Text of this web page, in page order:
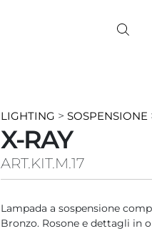
LIGHTING > SOSPENSIONE
X-RAY
ART.KIT.M.17
Lampada a sospensione
Bronzo. Rosone e dettagli in